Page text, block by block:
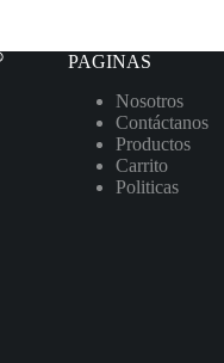
PAGINAS
Nosotros
Contáctanos
Productos
Carrito
Politicas